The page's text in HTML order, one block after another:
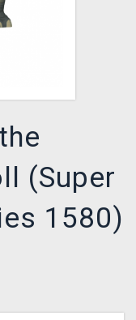
(Super
1580)